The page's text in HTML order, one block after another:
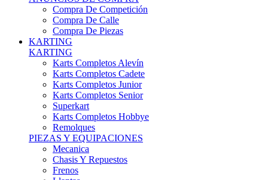
Compra De Competición
Compra De Calle
Compra De Piezas
KARTING
KARTING
Karts Completos Alevín
Karts Completos Cadete
Karts Completos Junior
Karts Completos Senior
Superkart
Karts Completos Hobbye
Remolques
PIEZAS Y EQUIPACIONES
Mecanica
Chasis Y Repuestos
Frenos